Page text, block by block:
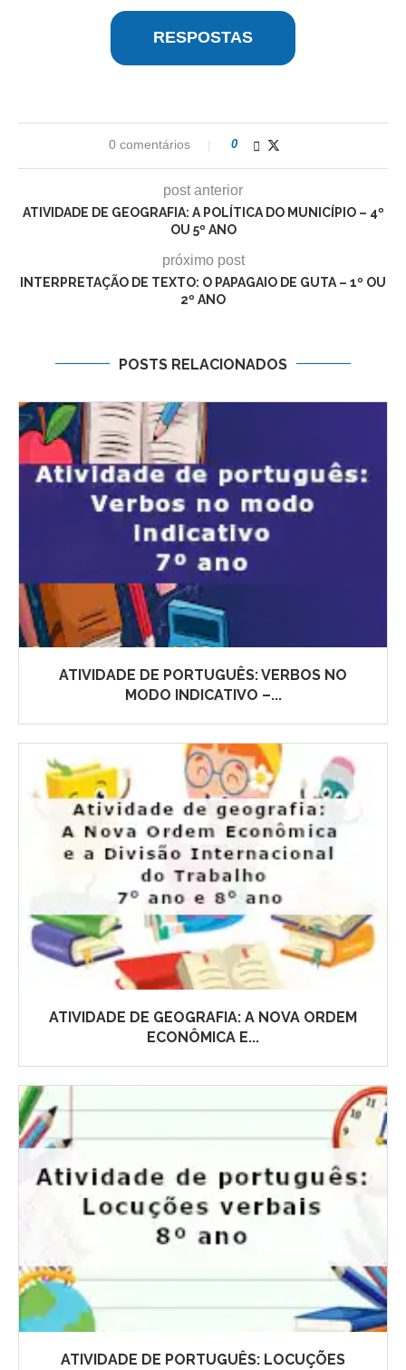
RESPOSTAS
0 comentários 0
post anterior
ATIVIDADE DE GEOGRAFIA: A POLÍTICA DO MUNICÍPIO – 4º
OU 5º ANO
próximo post
INTERPRETAÇÃO DE TEXTO: O PAPAGAIO DE GUTA – 1º OU
2º ANO
POSTS RELACIONADOS
ATIVIDADE DE PORTUGUÊS: VERBOS NO
MODO INDICATIVO –...
ATIVIDADE DE GEOGRAFIA: A NOVA ORDEM
ECONÔMICA E...
ATIVIDADE DE PORTUGUÊS: LOCUÇÕES